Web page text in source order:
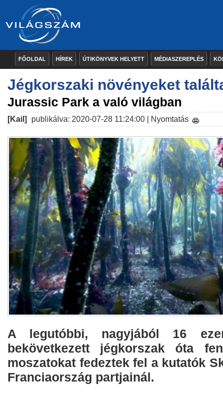
FŐOLDAL HÍREK ÚTIKÖNYVEK HELYETT MÉDIASZEREPLÉS
Jégkorszaki növényeket
Jurassic Park a való világban
[Kail] publikálva: 2020-07-28 11:24:00 | Nyomtatás
A legutóbbi, nagyjából 16
bekövetkezett jégkorszak óta
moszatokat fedeztek fel a kutatók
Franciaország partjainál.